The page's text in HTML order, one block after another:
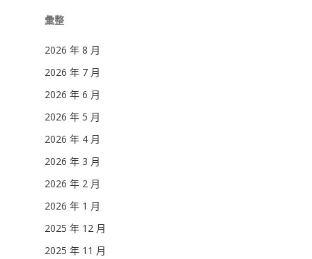
彙整
2026 年 8 月
2026 年 7 月
2026 年 6 月
2026 年 5 月
2026 年 4 月
2026 年 3 月
2026 年 2 月
2026 年 1 月
2025 年 12 月
2025 年 11 月